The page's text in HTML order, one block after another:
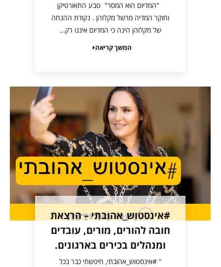
"המדיום הוא המסר" טבע התאורטיקן
וחוקר המדיה מרשל מקלוהן . נקודת ההנחה
של מקלוהן הינה כי המדיום איננו רק…
המשך קריאה
#אינסטוש_אהובתי – הרצאת
חובה להורים, מורים, עובדים
ומנהלים בכירים בארגונים.
" #אינסטוש_אהובתי, חיפשתי כבר בכל